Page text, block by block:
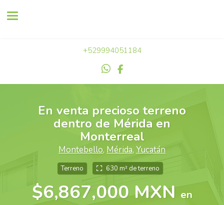
Toggle navigation
+529994051184
En venta precioso terreno
dentro de Mérida en
Monterreal
Montebello, Mérida, Yucatán
Terreno 630 m² de terreno
$6,867,000 MXNen